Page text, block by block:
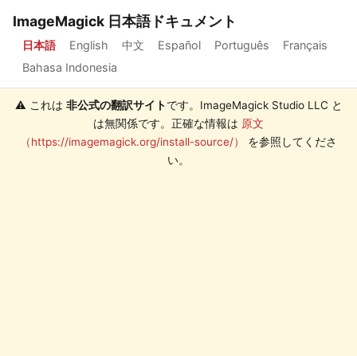
ImageMagick 日本語ドキュメント
日本語 English 中文 Español Português
Français
Bahasa Indonesia
⚠️ これは 非公式の翻訳サイトです。ImageMagick Studio LLC と
は無関係です。正確な情報は 原文
（https://imagemagick.org/install-source/）
を参照してくださ
い。